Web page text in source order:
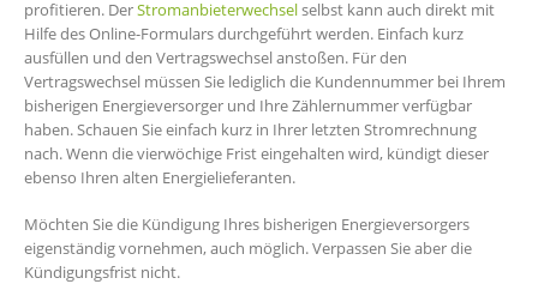
profitieren. DerStromanbieterwechselselbst kann auch direkt mit
Hilfe des Online-Formulars durchgeführt werden. Einfach kurz
ausfüllen und den Vertragswechsel anstoßen. Für den
Vertragswechsel müssen Sie lediglich die Kundennummer bei Ihrem
bisherigen Energieversorger und Ihre Zählernummer verfügbar
haben. Schauen Sie einfach kurz in Ihrer letzten Stromrechnung
nach. Wenn die vierwöchige Frist eingehalten wird, kündigt dieser
ebenso Ihren alten Energielieferanten.
Möchten Sie die Kündigung Ihres bisherigen Energieversorgers
eigenständig vornehmen, auch möglich. Verpassen Sie aber die
Kündigungsfrist nicht.